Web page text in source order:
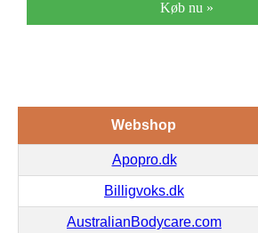
Køb nu »
Webshop
Apopro.dk
Billigvoks.dk
AustralianBodycare.com